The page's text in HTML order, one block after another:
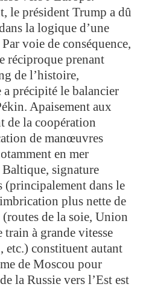
le président Trump a dû
la logique d’une
voie de conséquence,
réciproque prenant
de l’histoire,
a précipité le balancier
Apaisement aux
de la coopération
de manœuvres
en mer
signature
(principalement dans le
plus nette de
de la soie, Union
à grande vitesse
etc.) constituent autant
de Moscou pour
la Russie vers l’Est est